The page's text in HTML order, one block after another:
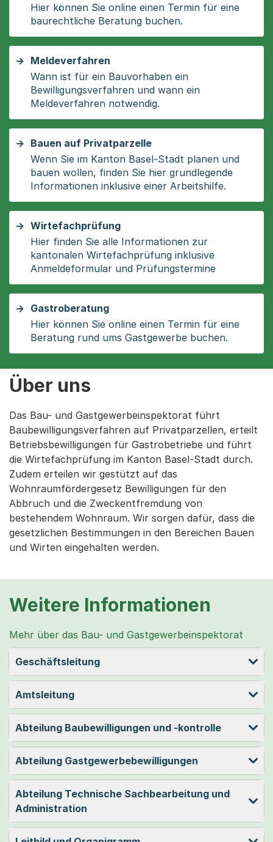
Hier können Sie online einen Termin für eine
baurechtliche Beratung buchen.
Meldeverfahren
Wann ist für ein Bauvorhaben ein
Bewilligungsverfahren und wann ein
Meldeverfahren notwendig.
Bauen auf Privatparzelle
Wenn Sie im Kanton Basel-Stadt planen und
bauen wollen, finden Sie hier grundlegende
Informationen inklusive einer Arbeitshilfe.
Wirtefachprüfung
Hier finden Sie alle Informationen zur
kantonalen Wirtefachprüfung inklusive
Anmeldeformular und Prüfungstermine
Gastroberatung
Hier können Sie online einen Termin für eine
Beratung rund ums Gastgewerbe buchen.
Über uns
Das Bau- und Gastgewerbeinspektorat führt
Baubewilligungsverfahren auf Privatparzellen, erteilt
Betriebsbewilligungen für Gastrobetriebe und führt
die Wirtefachprüfung im Kanton Basel-Stadt durch.
Zudem erteilen wir gestützt auf das
Wohnraumfördergesetz Bewilligungen für den
Abbruch und die Zweckentfremdung von
bestehendem Wohnraum. Wir sorgen dafür, dass die
gesetzlichen Bestimmungen in den Bereichen Bauen
und Wirten eingehalten werden.
Weitere Informationen
Mehr über das Bau- und Gastgewerbeinspektorat
Geschäftsleitung
Amtsleitung
Abteilung Baubewilligungen und -kontrolle
Abteilung Gastgewerbebewilligungen
Abteilung Technische Sachbearbeitung und
Administration